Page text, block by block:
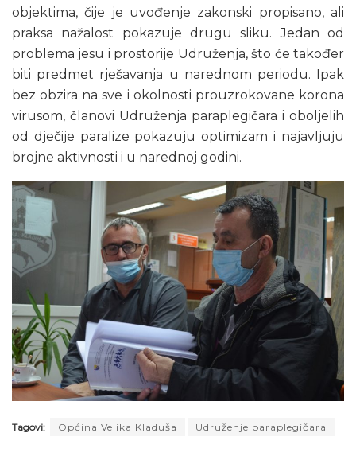
objektima, čije je uvođenje zakonski propisano, ali
praksa nažalost pokazuje drugu sliku. Jedan od
problema jesu i prostorije Udruženja, što će također
biti predmet rješavanja u narednom periodu. Ipak
bez obzira na sve i okolnosti prouzrokovane korona
virusom, članovi Udruženja paraplegičara i oboljelih
od dječije paralize pokazuju optimizam i najavljuju
brojne aktivnosti i u narednoj godini.
Tagovi: Općina Velika Kladuša Udruženje paraplegičara